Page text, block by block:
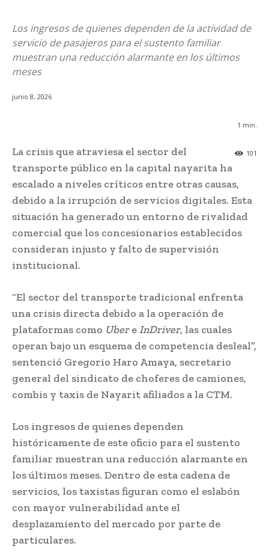
Los ingresos de quienes dependen de la actividad de
servicio de pasajeros para el sustento familiar
muestran una reducción alarmante en los últimos
meses
junio 8, 2026
1 min.
101
La crisis que atraviesa el sector del
transporte público en la capital nayarita ha
escalado a niveles críticos entre otras causas,
debido a la irrupción de servicios digitales. Esta
situación ha generado un entorno de rivalidad
comercial que los concesionarios establecidos
consideran injusto y falto de supervisión
institucional.
“El sector del transporte tradicional enfrenta
una crisis directa debido a la operación de
plataformas como Ubere InDriver, las cuales
operan bajo un esquema de competencia desleal”,
sentenció Gregorio Haro Amaya, secretario
general del sindicato de choferes de camiones,
combis y taxis de Nayarit afiliados a la CTM.
Los ingresos de quienes dependen
históricamente de este oficio para el sustento
familiar muestran una reducción alarmante en
los últimos meses. Dentro de esta cadena de
servicios, los taxistas figuran como el eslabón
con mayor vulnerabilidad ante el
desplazamiento del mercado por parte de
particulares.